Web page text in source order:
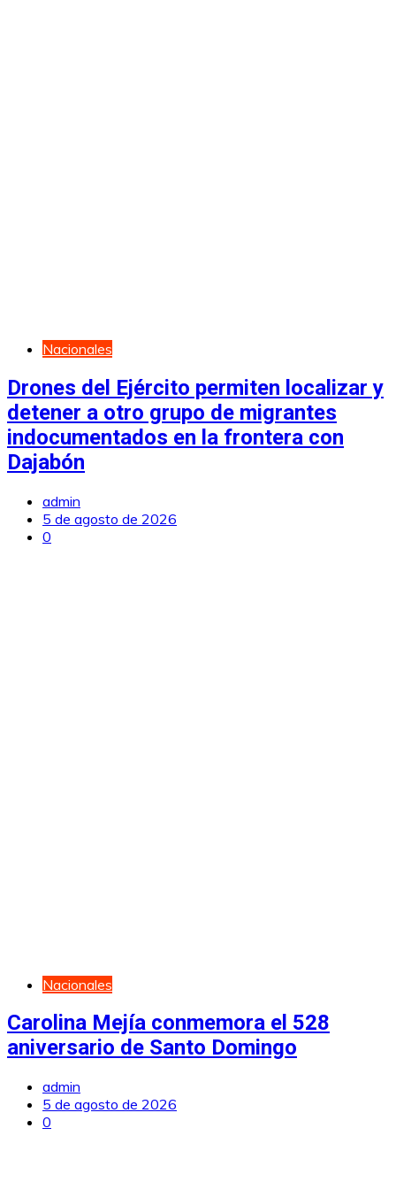
Nacionales
Drones del Ejército permiten localizar y
detener a otro grupo de migrantes
indocumentados en la frontera con
Dajabón
admin
5 de agosto de 2026
0
Nacionales
Carolina Mejía conmemora el 528
aniversario de Santo Domingo
admin
5 de agosto de 2026
0